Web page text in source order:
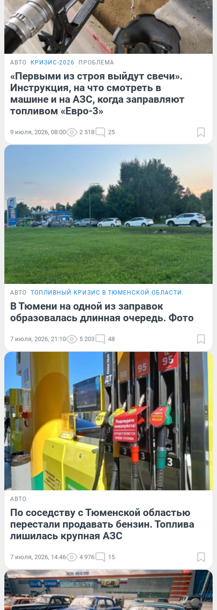
АВТО КРИЗИС-2026 ПРОБЛЕМА
«Первыми из строя выйдут свечи».
Инструкция, на что смотреть в
машине и на АЗС, когда заправляют
топливом «Евро-3»
9 июля, 2026, 08:00 2 518 25
АВТО ТОПЛИВНЫЙ КРИЗИС В ТЮМЕНСКОЙ ОБЛАСТИ
В Тюмени на одной из заправок
образовалась длинная очередь. Фото
7 июля, 2026, 21:10 5 203 48
АВТО
По соседству с Тюменской областью
перестали продавать бензин. Топлива
лишилась крупная АЗС
7 июля, 2026, 14:46 4 976 15